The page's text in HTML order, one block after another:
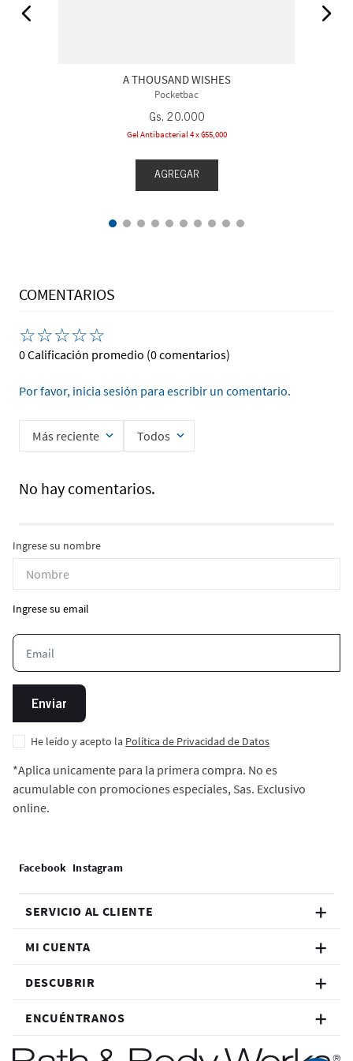
A THOUSAND WISHES
Pocketbac
Gs. 20.000
Gel Antibacterial 4 x ₲55,000
AGREGAR
COMENTARIOS
☆☆☆☆☆
0 Calificación promedio (0 comentarios)
Por favor, inicia sesión para escribir un comentario.
Más reciente Todos
No hay comentarios.
Ingrese su nombre
Ingrese su email
Enviar
He leído y acepto la Política de Privacidad de Datos
*Aplica unicamente para la primera compra. No es
acumulable con promociones especiales, Sas. Exclusivo
online.
SERVICIO AL CLIENTE
MI CUENTA
DESCUBRIR
ENCUÉNTRANOS